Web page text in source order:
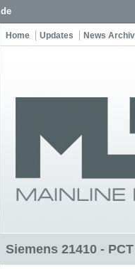
Home Updates News Archiv
Siemens 21410 -